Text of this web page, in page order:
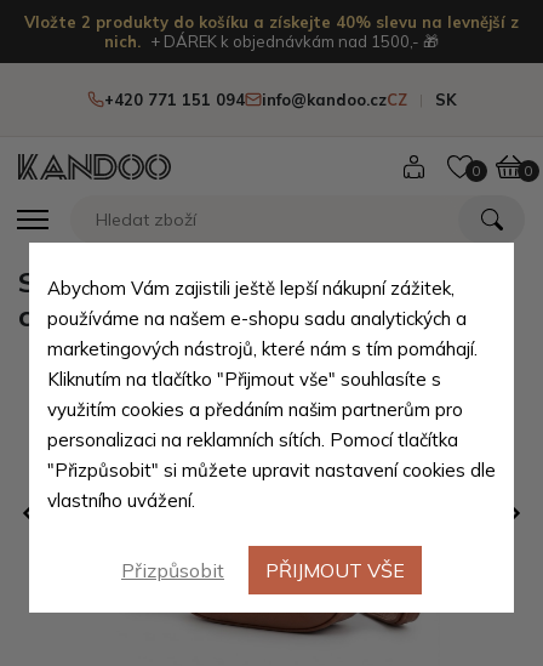
Vložte 2 produkty do košíku a získejte 40% slevu na levnější z
nich.
+ DÁREK k objednávkám nad 1500,- 🎁
+420 771 151 094 info@kandoo.czCZ SK
0 0
Světle hnědá dámská kožená
crossbody kabelka Ashley
Abychom Vám zajistili ještě lepší nákupní zážitek,
používáme na našem e-shopu sadu analytických a
marketingových nástrojů, které nám s tím pomáhají.
Kliknutím na tlačítko "Přijmout vše" souhlasíte s
využitím cookies a předáním našim partnerům pro
personalizaci na reklamních sítích. Pomocí tlačítka
"Přizpůsobit" si můžete upravit nastavení cookies dle
vlastního uvážení.
Přizpůsobit PŘIJMOUT VŠE